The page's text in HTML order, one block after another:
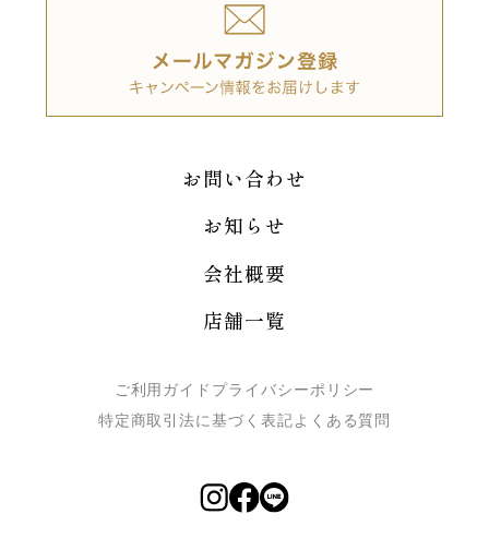
お問い合わせ
お知らせ
会社概要
店舗一覧
ご利用ガイド プライバシーポリシー
特定商取引法に基づく表記よくある質問